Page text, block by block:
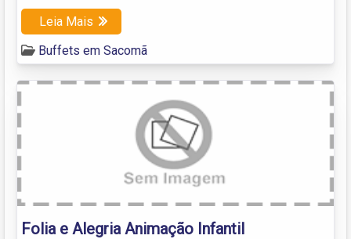
Leia Mais
Buffets em Sacomã
Folia e Alegria Animação Infantil